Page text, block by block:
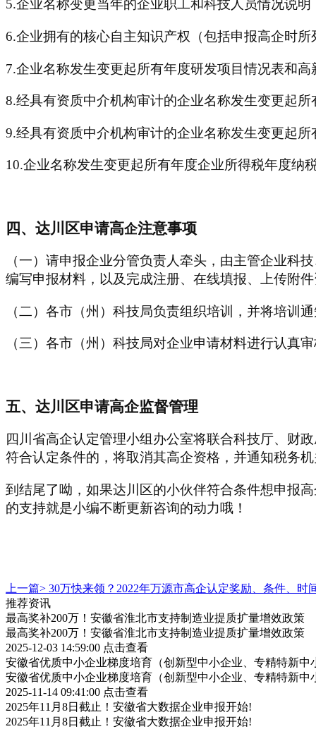
5.企业名称变更当年的企业职工和科技人员情况说
6.企业拥有的核心自主知识产权（包括申报高企时
7.企业名称发生变更起所有年度研发项目情况表和
8.经具有资质中介机构审计的企业名称发生变更起
9.经具有资质中介机构审计的企业名称发生变更起
10.企业名称发生变更起所有年度企业所得税年度纳
四、达川区申请高企注意事项
（一）请申报企业分管负责人牵头，由主管企业科
编写申报材料，以及完成注册、在线填报、上传附
（二）各市（州）科技局负责组织培训，并将培训
（三）各市（州）科技局对企业申请材料进行认真
五、达川区申请高企监督管理
四川省高企认定管理小组办公室将联合科技厅、财
符合认定条件的，将取消其高企资格，并通知税务
到结尾了呦，如果达川区的小伙伴符合条件想申报
的支持就是小编不断更新咨询的动力哦！
上一篇> 30万快来领？2022年万源市高企认定奖励、条件、时
推荐资讯
最高奖补200万！安徽省淮北市支持制造业提质扩量增效政策
最高奖补200万！安徽省淮北市支持制造业提质扩量增效政策
2025-12-03 14:59:00 点击查看
安徽省优质中小企业梯度培育（创新型中小企业、专精特新中
安徽省优质中小企业梯度培育（创新型中小企业、专精特新中
2025-11-14 09:41:00 点击查看
2025年11月8日截止！安徽省大数据企业申报开始!
2025年11月8日截止！安徽省大数据企业申报开始!